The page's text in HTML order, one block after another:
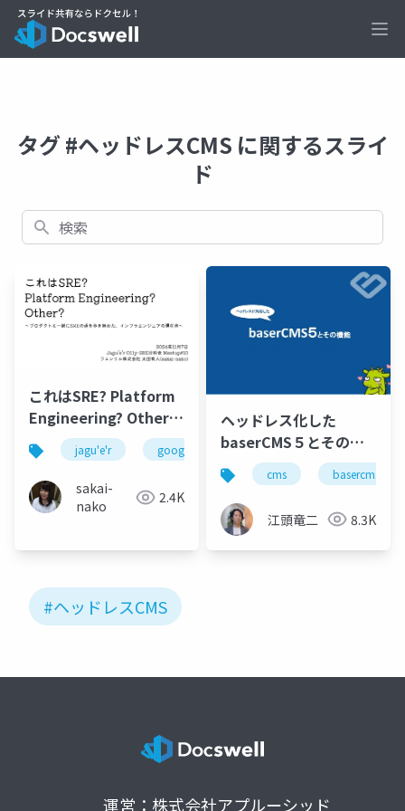
タグ #ヘッドレスCMS に関するスライ
ド
検索
これはSRE? Platform
Engineering? Other?
～プロダクトと一緒に
SREの道を歩き始め
た、インフラエンジニ
アの現在地～
jagu'e'r google cloud sre platform
sakai-
nako
2.4K
ヘッドレス化した
baserCMS５とその機
能
cms basercms
江頭竜二 8.3K
#ヘッドレスCMS
運営：株式会社アプルーシッド